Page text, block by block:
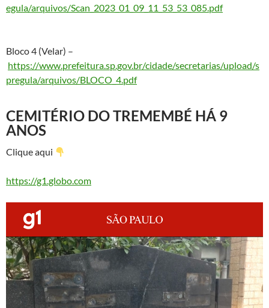
egula/arquivos/Scan_2023_01_09_11_53_53_085.pdf
Bloco 4 (Velar) –
https://www.prefeitura.sp.gov.br/cidade/secretarias/upload/s
pregula/arquivos/BLOCO_4.pdf
CEMITÉRIO DO TREMEMBÉ HÁ 9
ANOS
Clique aqui
https://g1.globo.com